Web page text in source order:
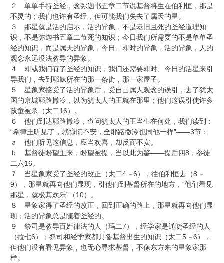
２ 单单手持圣经，念弥迦书五章二节说基督将生在伯利恒，那是
不灵的；我们也许有圣经，但可能我们失去了属天的星。
３ 那星就是活的启示，活的异象，不是老旧且死的圣经道理知
识，不是弥迦书五章二节死的知识；今日我们所需要的不是单单圣
经的知识，而是属天的异象，今日、即时的异象，活的异象，人的
观念永远没法教导的异象。
４ 即或我们有了圣经的知识，我们还需要即时、今日的活星来引
导我们，去到耶稣所在的那一条街，那一家屋子。
５ 星象家接受了活的异象后，受自己属人观念的误引，去了犹太
国的京城耶路撒冷，以为犹太人的王就在那里；他们这误引使许多
孩童被杀（太二16）。
６ 他们到达耶路撒冷，查问犹太人的王当生在何处，我们读到：
“希律王昕见了，就惊慌不安，全耶路撒冷也同他一样”——3节：
ａ 他们听见这信息，应当欢喜，却反而不安。
ｂ 基督徒盼望主来，盼望被提，当以此为鉴——提后四8，参徒
二六16。
７ 当星象家受了圣经的改正（太二4～6），往伯利恒去（8～
9），那星就再向他们显现，引他们到基督所在的地方，“他们看见
那星，就极其欢乐”（10）。
８ 星象家得了圣经的改正，回到正确的路上，那星就再向他们显
现；活的异象总是随着圣经的。
９ 祭司是教导百姓律法的人（玛二7），经学家是通晓圣经的人
（拉七6）；祭司和经学家都具备基督出生的知识（太二5～6），
但他们没有看见异象，也无心寻求基督，不像东方来的星象家那
样。